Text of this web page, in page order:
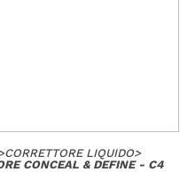
CORRETTORE LIQUIDO>
CONCEAL & DEFINE - C4